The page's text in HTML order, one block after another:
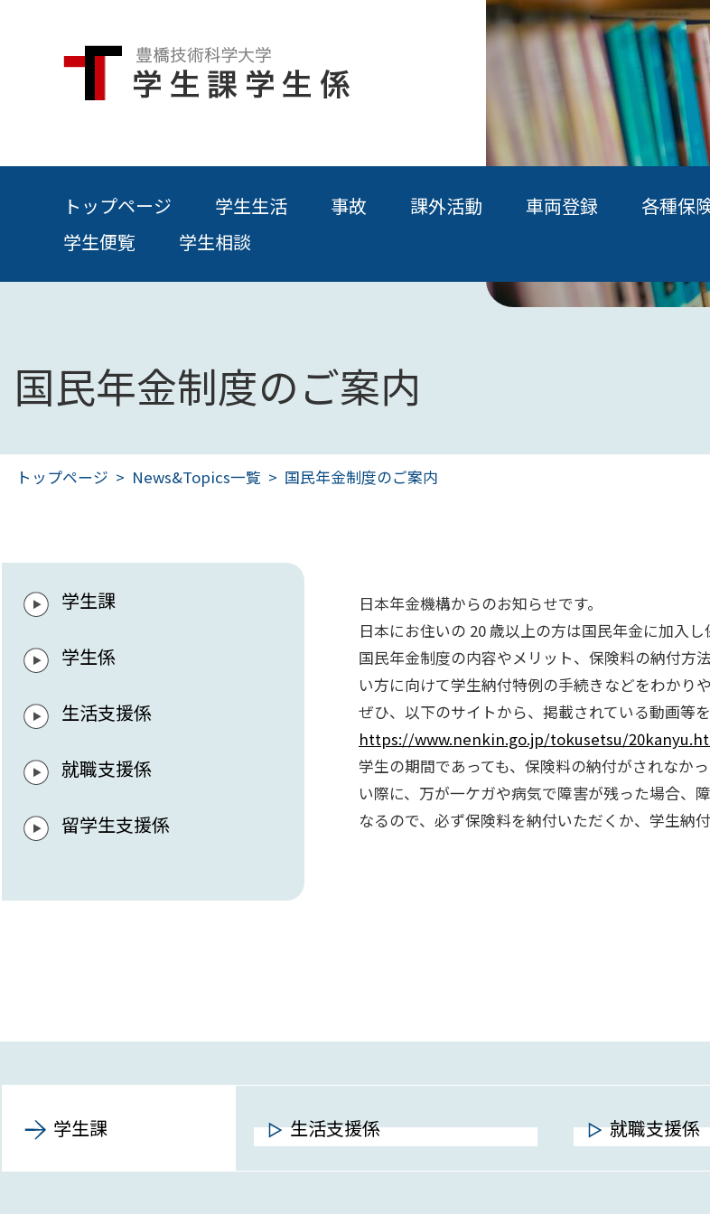
トップページ 学生生活 事故 課外活動 車両登録 各種保
学生便覧
学生相談
国民年金制度のご案内
トップページ News&Topics一覧 国民年金制度のご案内
学生課
学生係
生活支援係
就職支援係
留学生支援係
日本年金機構からのお知らせです。
日本にお住いの 20 歳以上の方は国民年金に加入し
国民年金制度の内容やメリット、保険料の納付方
い方に向けて学生納付特例の手続きなどをわかり
ぜひ、以下のサイトから、掲載されている動画等を
https://www.nenkin.go.jp/tokusetsu/
学生の期間であっても、保険料の納付がされなか
い際に、万が一ケガや病気で障害が残った場合、
なるので、必ず保険料を納付いただくか、学生納
学生課 生活支援係 就職支援係